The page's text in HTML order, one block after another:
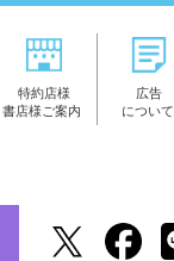
特約店様
書店様ご案内
広告
について